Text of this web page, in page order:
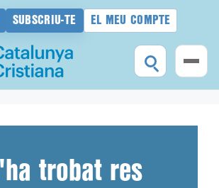
SUBSCRIU-TE EL MEU COMPTE
trobat res